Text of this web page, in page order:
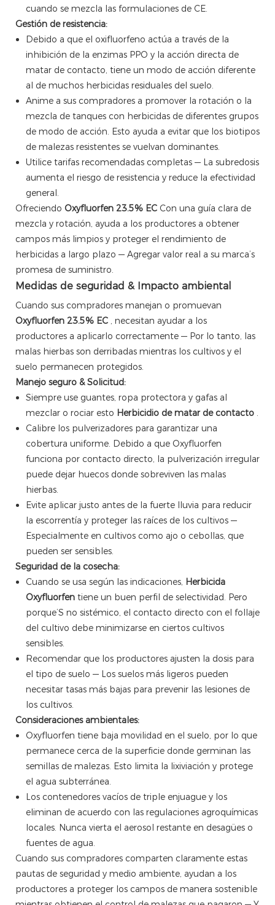
cuando se mezcla las formulaciones de CE.
Gestión de resistencia:
Debido a que el oxifluorfeno actúa a través de la
inhibición de la enzimas PPO y la acción directa de
matar de contacto, tiene un modo de acción diferente
al de muchos herbicidas residuales del suelo.
Anime a sus compradores a promover la rotación o la
mezcla de tanques con herbicidas de diferentes grupos
de modo de acción. Esto ayuda a evitar que los biotipos
de malezas resistentes se vuelvan dominantes.
Utilice tarifas recomendadas completas — La subredosis
aumenta el riesgo de resistencia y reduce la efectividad
general.
Ofreciendo Oxyfluorfen 23.5% EC Con una guía clara de
mezcla y rotación, ayuda a los productores a obtener
campos más limpios y proteger el rendimiento de
herbicidas a largo plazo — Agregar valor real a su marca’s
promesa de suministro.
Medidas de seguridad & Impacto ambiental
Cuando sus compradores manejan o promuevan
Oxyfluorfen 23.5% EC , necesitan ayudar a los
productores a aplicarlo correctamente — Por lo tanto, las
malas hierbas son derribadas mientras los cultivos y el
suelo permanecen protegidos.
Manejo seguro & Solicitud:
Siempre use guantes, ropa protectora y gafas al
mezclar o rociar esto Herbicidio de matar de contacto .
Calibre los pulverizadores para garantizar una
cobertura uniforme. Debido a que Oxyfluorfen
funciona por contacto directo, la pulverización irregular
puede dejar huecos donde sobreviven las malas
hierbas.
Evite aplicar justo antes de la fuerte lluvia para reducir
la escorrentía y proteger las raíces de los cultivos —
Especialmente en cultivos como ajo o cebollas, que
pueden ser sensibles.
Seguridad de la cosecha:
Cuando se usa según las indicaciones, Herbicida
Oxyfluorfen tiene un buen perfil de selectividad. Pero
porque’S no sistémico, el contacto directo con el follaje
del cultivo debe minimizarse en ciertos cultivos
sensibles.
Recomendar que los productores ajusten la dosis para
el tipo de suelo — Los suelos más ligeros pueden
necesitar tasas más bajas para prevenir las lesiones de
los cultivos.
Consideraciones ambientales:
Oxyfluorfen tiene baja movilidad en el suelo, por lo que
permanece cerca de la superficie donde germinan las
semillas de malezas. Esto limita la lixiviación y protege
el agua subterránea.
Los contenedores vacíos de triple enjuague y los
eliminan de acuerdo con las regulaciones agroquímicas
locales. Nunca vierta el aerosol restante en desagües o
fuentes de agua.
Cuando sus compradores comparten claramente estas
pautas de seguridad y medio ambiente, ayudan a los
productores a proteger los campos de manera sostenible